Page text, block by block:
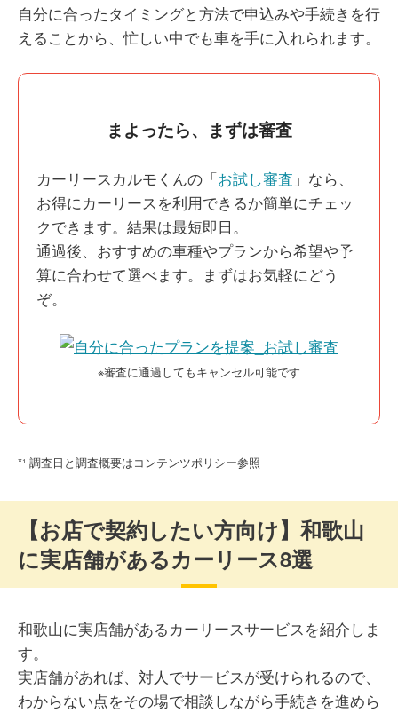
自分に合ったタイミングと方法で申込みや手続きを行
えることから、忙しい中でも車を手に入れられます。
まよったら、まずは審査
カーリースカルモくんの「お試し審査 」なら、
お得にカーリースを利用できるか簡単にチェッ
クできます。結果は最短即日。
通過後、おすすめの車種やプランから希望や予
算に合わせて選べます。まずはお気軽にどう
ぞ。
※審査に通過してもキャンセル可能です
*¹ 調査日と調査概要はコンテンツポリシー参照
【お店で契約したい方向け】和歌山
に実店舗があるカーリース8選
和歌山に実店舗があるカーリースサービスを紹介しま
す。
実店舗があれば、対人でサービスが受けられるので、
わからない点をその場で相談しながら手続きを進めら